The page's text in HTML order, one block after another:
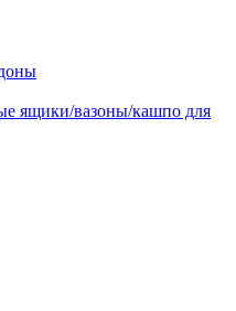
ящики/вазоны/кашпо для